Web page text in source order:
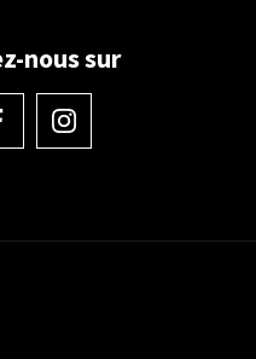
nous sur